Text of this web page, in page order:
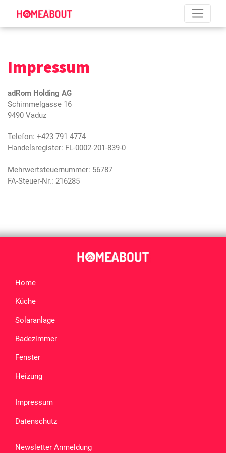
Impressum
adRom Holding AG
Schimmelgasse 16
9490 Vaduz
Telefon: +423 791 4774
Handelsregister: FL-0002-201-839-0
Mehrwertsteuernummer: 56787
FA-Steuer-Nr.: 216285
Home
Küche
Solaranlage
Badezimmer
Fenster
Heizung
Impressum
Datenschutz
Newsletter Anmeldung